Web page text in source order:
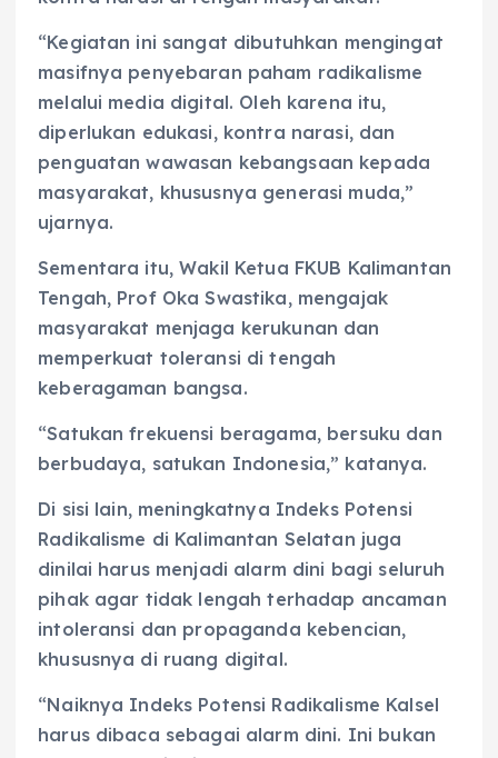
“Kegiatan ini sangat dibutuhkan mengingat
masifnya penyebaran paham radikalisme
melalui media digital. Oleh karena itu,
diperlukan edukasi, kontra narasi, dan
penguatan wawasan kebangsaan kepada
masyarakat, khususnya generasi muda,”
ujarnya.
Sementara itu, Wakil Ketua FKUB Kalimantan
Tengah, Prof Oka Swastika, mengajak
masyarakat menjaga kerukunan dan
memperkuat toleransi di tengah
keberagaman bangsa.
“Satukan frekuensi beragama, bersuku dan
berbudaya, satukan Indonesia,” katanya.
Di sisi lain, meningkatnya Indeks Potensi
Radikalisme di Kalimantan Selatan juga
dinilai harus menjadi alarm dini bagi seluruh
pihak agar tidak lengah terhadap ancaman
intoleransi dan propaganda kebencian,
khususnya di ruang digital.
“Naiknya Indeks Potensi Radikalisme Kalsel
harus dibaca sebagai alarm dini. Ini bukan